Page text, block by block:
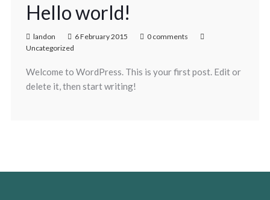
Hello world!
landon 6 February 2015
0 comments
Uncategorized
Welcome to WordPress. This is your first post. Edit or
delete it, then start writing!